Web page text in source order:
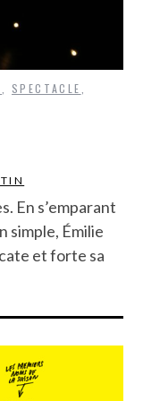
SPECTACLE
En s’emparant
simple, Émilie
et forte sa